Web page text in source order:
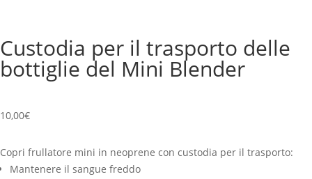
Custodia per il trasporto delle
bottiglie del Mini Blender
10,00€
Copri frullatore mini in neoprene con custodia per il trasporto:
Mantenere il sangue freddo